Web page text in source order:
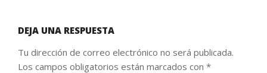
DEJA UNA RESPUESTA
Tu dirección de correo electrónico no será publicada.
Los campos obligatorios están marcados con *